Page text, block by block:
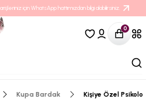
için WhatsApp hattımızdan bilgi alabilirsiniz.
0
Kupa Bardak Kişiye Özel